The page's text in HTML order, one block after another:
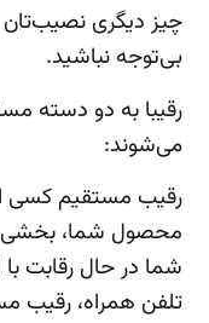
چیز دیگری نصیب‌تان
بی‌توجه نباشید.
رقیبا به دو دسته
می‌شوند:
رقیب مستقیم کسی
محصول شما، بخشی
شما در حال رقابت
تلفن همراه، رقیب